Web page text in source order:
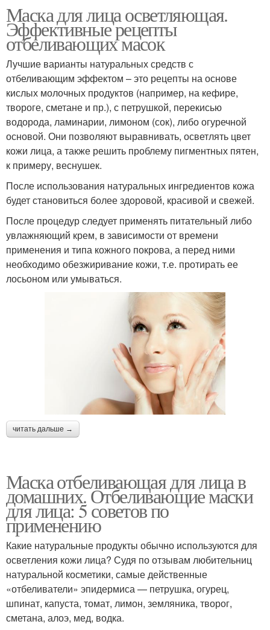
Маска для лица осветляющая.
Эффективные рецепты
отбеливающих масок
Лучшие варианты натуральных средств с
отбеливающим эффектом – это рецепты на основе
кислых молочных продуктов (например, на кефире,
твороге, сметане и пр.), с петрушкой, перекисью
водорода, ламинарии, лимоном (сок), либо огуречной
основой. Они позволяют выравнивать, осветлять цвет
кожи лица, а также решить проблему пигментных пятен,
к примеру, веснушек.
После использования натуральных ингредиентов кожа
будет становиться более здоровой, красивой и свежей.
После процедур следует применять питательный либо
увлажняющий крем, в зависимости от времени
применения и типа кожного покрова, а перед ними
необходимо обезжиривание кожи, т.е. протирать ее
лосьоном или умываться.
читать дальше →
Маска отбеливающая для лица в
домашних. Отбеливающие маски
для лица: 5 советов по
применению
Какие натуральные продукты обычно используются для
осветления кожи лица? Судя по отзывам любительниц
натуральной косметики, самые действенные
«отбеливатели» эпидермиса — петрушка, огурец,
шпинат, капуста, томат, лимон, земляника, творог,
сметана, алоэ, мед, водка.